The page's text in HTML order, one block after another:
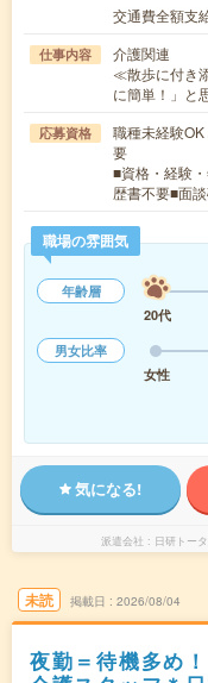
交通費全額支
仕事内容
介護関連
≪散歩に付き
に簡単！」と
応募資格
職種未経験
要
■資格・経験
歴書不要■面
職場の雰囲気
年齢層
20代
男女比率
女性
気になる!
派遣会社 日研トー
未読 掲載日 2026/08/04
夜勤＝待機多め